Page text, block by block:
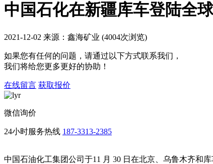
中国石化在新疆库车登陆全
2021-12-02 来源：鑫海矿业 (4004次浏览)
如果您有任何的问题，请通过以下方式联系我们，
我们将给您更多更好的协助！
在线留言 获取报价
微信询价
24小时服务热线 187-3313-2385
中国石油化工集团公司于11 月 30 日在北京、乌鲁木齐和